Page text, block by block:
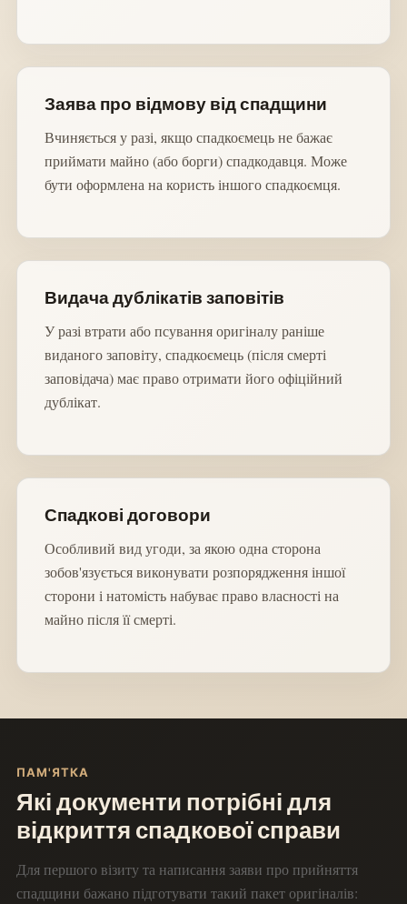
Заява про відмову від спадщини
Вчиняється у разі, якщо спадкоємець не бажає
приймати майно (або борги) спадкодавця. Може
бути оформлена на користь іншого спадкоємця.
Видача дублікатів заповітів
У разі втрати або псування оригіналу раніше
виданого заповіту, спадкоємець (після смерті
заповідача) має право отримати його офіційний
дублікат.
Спадкові договори
Особливий вид угоди, за якою одна сторона
зобов'язується виконувати розпорядження іншої
сторони і натомість набуває право власності на
майно після її смерті.
ПАМ'ЯТКА
Які документи потрібні для
відкриття спадкової справи
Для першого візиту та написання заяви про прийняття
спадщини бажано підготувати такий пакет оригіналів: